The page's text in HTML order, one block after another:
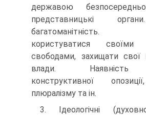
державою
представницькі
багатоманітність.
користуватися
свободами, захищати свої
влади. Наявність
конструктивної
плюралізму та ін.
3. Ідеологічні